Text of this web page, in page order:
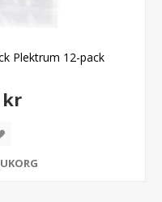
Plektrum 12-pack
kr